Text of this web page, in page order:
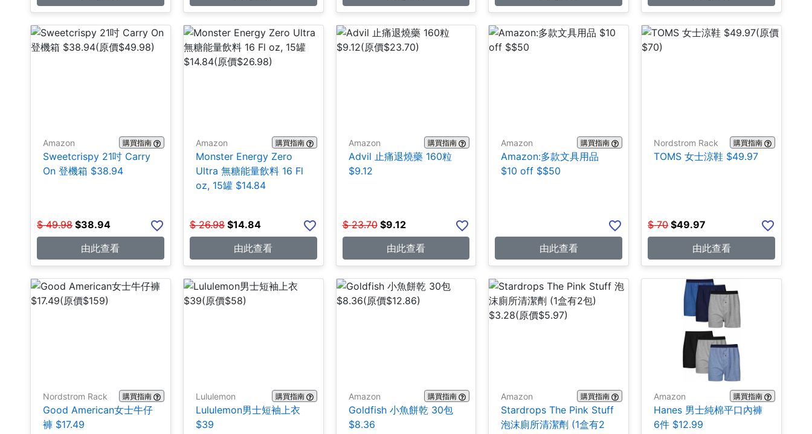
Amazon 購買指南
Sweetcrispy 21吋 Carry
On 登機箱 $38.94
$ 49.98 $38.94
由此查看
Amazon 購買指南
Monster Energy Zero
Ultra 無糖能量飲料 16 Fl
oz, 15罐 $14.84
$ 26.98 $14.84
由此查看
Amazon 購買指南
Advil 止痛退燒藥 160粒
$9.12
$ 23.70 $9.12
由此查看
Amazon 購買指南
Amazon:多款文具用品
$10 off $$50
由此查看
Nordstrom Rack 購買指南
TOMS 女士涼鞋 $49.97
$ 70 $49.97
由此查看
Nordstrom Rack 購買指南
Good American女士牛仔
褲 $17.49
Lululemon 購買指南
Lululemon男士短袖上衣
$39
Amazon 購買指南
Goldfish 小魚餅乾 30包
$8.36
Amazon 購買指南
Stardrops The Pink Stuff
泡沫廁所清潔劑 (1盒有2
Amazon 購買指南
Hanes 男士純棉平口內褲
6件 $12.99